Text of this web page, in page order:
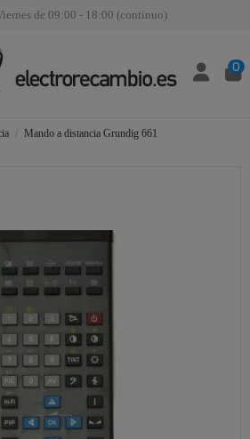
de 09:00 - 18:00 (continuo)
0
Mando a distancia Grundig 661